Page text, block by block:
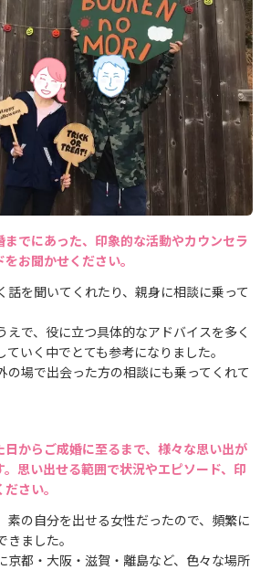
までにあった、印象的な活動やカウンセラ
お聞かせください。
話を聞いてくれたり、親身に相談に乗って
えで、役に立つ具体的なアドバイスを多く
いく中でとても参考になりました。
の場で出会った方の相談にも乗ってくれて
日からご成婚に至るまで、様々な思い出が
。思い出せる範囲で状況やエピソード、印
さい。
素の自分を出せる女性だったので、頻繁に
ました。
京都・大阪・滋賀・離島など、色々な場所